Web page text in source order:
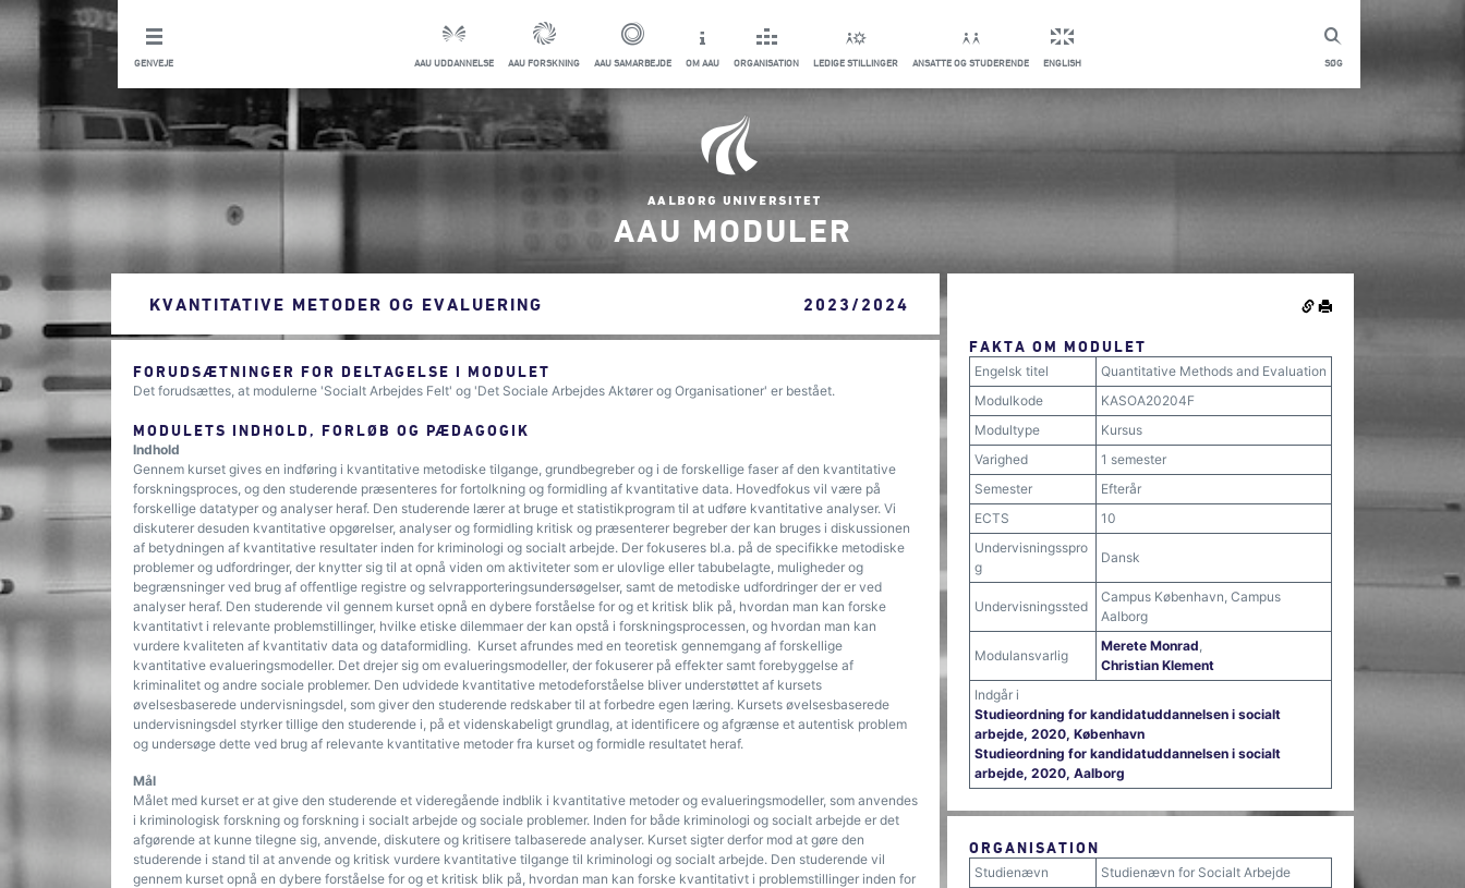
SØG
GENVEJE AAU UDDANNELSE AAU FORSKNING AAU SAMARBEJDE OM AAU ORGANISATION LEDIGE STILLINGER ANSATTE OG STUDERENDE ENGLISH
AAU MODULER
KVANTITATIVE METODER OG EVALUERING 2023/2024
FORUDSÆTNINGER FOR DELTAGELSE I MODULET
Det forudsættes, at modulerne 'Socialt Arbejdes Felt' og 'Det Sociale Arbejdes Aktører og Organisationer' er bestået.
MODULETS INDHOLD, FORLØB OG PÆDAGOGIK
Indhold
Gennem kurset gives en indføring i kvantitative metodiske tilgange, grundbegreber og i de forskellige faser af den kvantitative
forskningsproces, og den studerende præsenteres for fortolkning og formidling af kvantitative data. Hovedfokus vil være på
forskellige datatyper og analyser heraf. Den studerende lærer at bruge et statistikprogram til at udføre kvantitative analyser. Vi
diskuterer desuden kvantitative opgørelser, analyser og formidling kritisk og præsenterer begreber der kan bruges i diskussionen
af betydningen af kvantitative resultater inden for kriminologi og socialt arbejde. Der fokuseres bl.a. på de specifikke metodiske
problemer og udfordringer, der knytter sig til at opnå viden om aktiviteter som er ulovlige eller tabubelagte, muligheder og
begrænsninger ved brug af offentlige registre og selvrapporteringsundersøgelser, samt de metodiske udfordringer der er ved
analyser heraf. Den studerende vil gennem kurset opnå en dybere forståelse for og et kritisk blik på, hvordan man kan forske
kvantitativt i relevante problemstillinger, hvilke etiske dilemmaer der kan opstå i forskningsprocessen, og hvordan man kan
vurdere kvaliteten af kvantitativ data og dataformidling. Kurset afrundes med en teoretisk gennemgang af forskellige
kvantitative evalueringsmodeller. Det drejer sig om evalueringsmodeller, der fokuserer på effekter samt forebyggelse af
kriminalitet og andre sociale problemer. Den udvidede kvantitative metodeforståelse bliver understøttet af kursets
øvelsesbaserede undervisningsdel, som giver den studerende redskaber til at forbedre egen læring. Kursets øvelsesbaserede
undervisningsdel styrker tillige den studerende i, på et videnskabeligt grundlag, at identificere og afgrænse et autentisk problem
og undersøge dette ved brug af relevante kvantitative metoder fra kurset og formidle resultatet heraf.
Mål
Målet med kurset er at give den studerende et videregående indblik i kvantitative metoder og evalueringsmodeller, som anvendes
i kriminologisk forskning og forskning i socialt arbejde og sociale problemer. Inden for både kriminologi og socialt arbejde er det
afgørende at kunne tilegne sig, anvende, diskutere og kritisere talbaserede analyser. Kurset sigter derfor mod at gøre den
studerende i stand til at anvende og kritisk vurdere kvantitative tilgange til kriminologi og socialt arbejde. Den studerende vil
gennem kurset opnå en dybere forståelse for og et kritisk blik på, hvordan man kan forske kvantitativt i problemstillinger inden for
FAKTA OM MODULET
Engelsk titel
Quantitative Methods and Evaluation
Modulkode
KASOA20204F
Modultype
Kursus
Varighed
1 semester
Semester
Efterår
ECTS
10
Undervisningsspro
g
Dansk
Undervisningssted
Campus København, Campus
Aalborg
Modulansvarlig
Merete Monrad,
Christian Klement
Indgår i
Studieordning for kandidatuddannelsen i socialt
arbejde, 2020, København
Studieordning for kandidatuddannelsen i socialt
arbejde, 2020, Aalborg
ORGANISATION
Studienævn Studienævn for Socialt Arbejde